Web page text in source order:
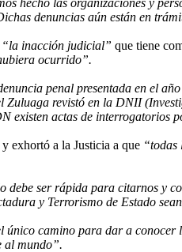
denuncias aún están en
“la inacción judicial” que tiene
ocurrido”.
penal presentada en el
Zuluaga revistó en la DNII
existen actas de
exhortó a la Justicia a que “todas
debe ser rápida para citarnos y
y Terrorismo de Estado
único camino para dar a
al mundo”.